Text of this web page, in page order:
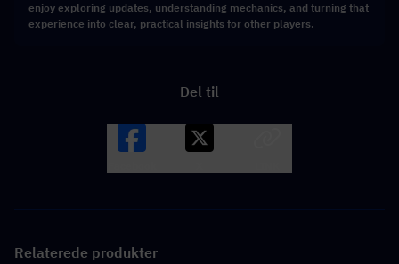
enjoy exploring updates, understanding mechanics, and turning that
experience into clear, practical insights for other players.
Del til
Relaterede produkter